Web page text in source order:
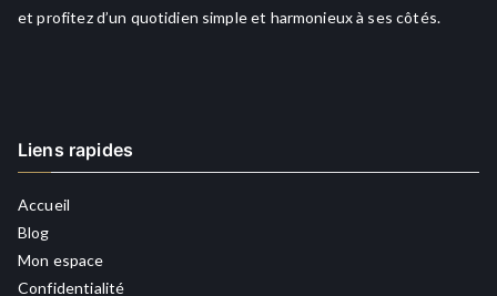
et profitez d’un quotidien simple et harmonieux à ses côtés.
Liens rapides
Accueil
Blog
Mon espace
Confidentialité